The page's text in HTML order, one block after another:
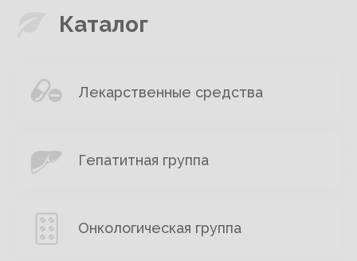
Каталог
Лекарственные средства
Гепатитная группа
Онкологическая группа